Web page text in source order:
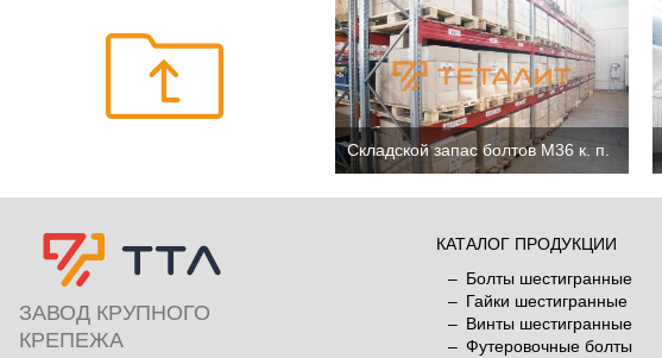
Складской запас болтов М36 к. п.
5.8 ГОСТ 7798 ~ 50 тонн
ЗАВОД КРУПНОГО
КРЕПЕЖА
КАТАЛОГ ПРОДУКЦИИ
Болты шестигранные
Гайки шестигранные
Винты шестигранные
Футеровочные болты